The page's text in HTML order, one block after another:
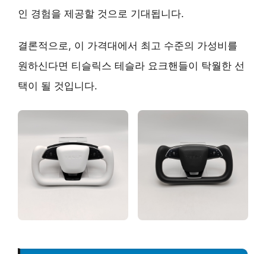
인 경험을 제공할 것으로 기대됩니다.
결론적으로, 이 가격대에서 최고 수준의 가성비를
원하신다면 티슬릭스 테슬라 요크핸들이 탁월한 선
택이 될 것입니다.